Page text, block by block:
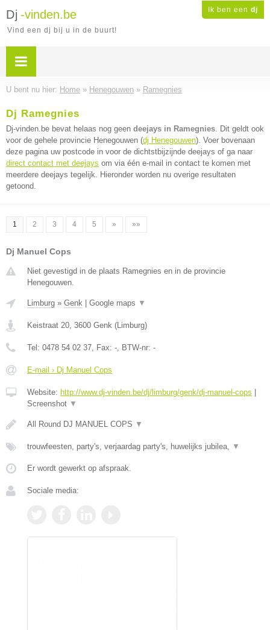
Ik ben een dj
Dj -vinden.be
Vind een dj bij u in de buurt!
U bent nu hier: Home » Henegouwen » Ramegnies
Dj Ramegnies
Dj-vinden.be bevat helaas nog geen deejays in Ramegnies. Dit geldt ook
voor de gehele provincie Henegouwen (dj Henegouwen). Voer bovenaan
deze pagina uw postcode in voor de dichtstbijzijnde deejays of ga naar
direct contact met deejays om via één e-mail in contact te komen met
meerdere deejays tegelijk. Hieronder worden nu overige resultaten
getoond.
1 2 3 4 5 » »»
Dj Manuel Cops
Niet gevestigd in de plaats Ramegnies en in de provincie
Henegouwen.
Limburg » Genk Google maps ▼
Keistraat 20, 3600 Genk (Limburg)
Tel: 0478 54 02 37, Fax: -, BTW-nr: -
E-mail › Dj Manuel Cops
Website: http://www.dj-vinden.be/dj/limburg/genk/dj-manuel-cops
Screenshot ▼
All Round DJ MANUEL COPS ▼
trouwfeesten, party's, verjaardag party's, huwelijks jubilea, ▼
Er wordt gewerkt op afspraak.
Sociale media: